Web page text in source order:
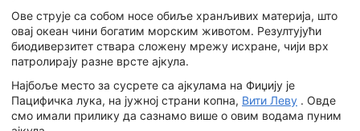
Ове струје са собом носе обиље хранљивих материја, што
овај океан чини богатим морским животом. Резултујући
биодиверзитет ствара сложену мрежу исхране, чији врх
патролирају разне врсте ајкула.
Најбоље место за сусрете са ајкулама на Фиџију је
Пацифичка лука, на јужној страни копна, Вити Леву . Овде
смо имали прилику да сазнамо више о овим водама пуним